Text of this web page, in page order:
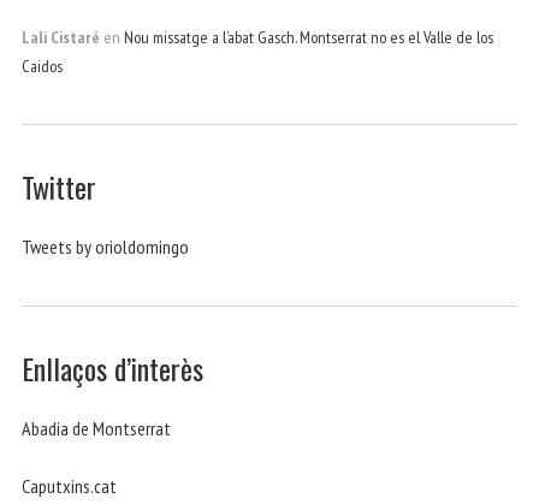
Lali Cistaré en Nou missatge a l’abat Gasch. Montserrat no es el Valle de los
Caidos
Twitter
Tweets by orioldomingo
Enllaços d’interès
Abadia de Montserrat
Caputxins.cat